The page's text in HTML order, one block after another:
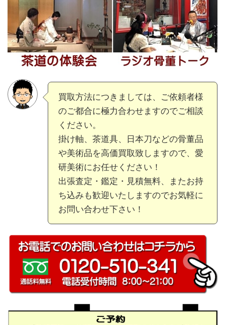
買取方法につきましては、ご依頼者様
のご都合に極力合わせますのでご相談
ください。
掛け軸、茶道具、日本刀などの骨董品
や美術品を高価買取致しますので、愛
研美術にお任せください！
出張査定・鑑定・見積無料、またお持
ち込みも歓迎いたしますのでお気軽に
お問い合わせ下さい！